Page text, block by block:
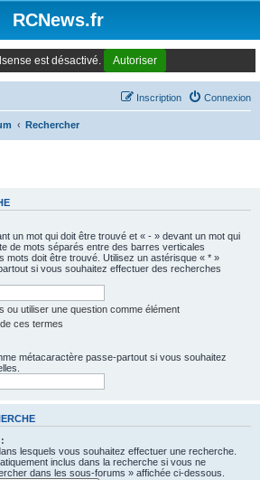
RCNews.fr
est désactivé. Autoriser
Connexion
Inscription
Rechercher
un mot qui doit être trouvé et « - » devant un mot qui
de mots séparés entre des barres verticales
mots doit être trouvé. Utilisez un astérisque « * »
si vous souhaitez effectuer des recherches
ou utiliser une question comme élément
ces termes
métacaractère passe-partout si vous souhaitez
lesquels vous souhaitez effectuer une recherche.
inclus dans la recherche si vous ne
dans les sous-forums » affichée ci-dessous.